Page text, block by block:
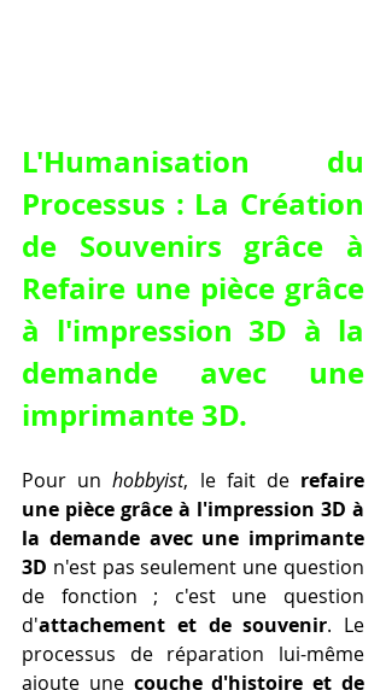
L'Humanisation du
Processus : La Création
Refaire une pièce grâce
à l'impression 3D à la
demande avec une
imprimante 3D.
Pour un hobbyist, le fait de refaire
une pièce grâce à l'impression 3D à
la demande avec une imprimante
3D n'est pas seulement une question
de fonction ; c'est une question
d'attachement et de souvenir. Le
processus de réparation lui-même
ajoute une couche d'histoire et de